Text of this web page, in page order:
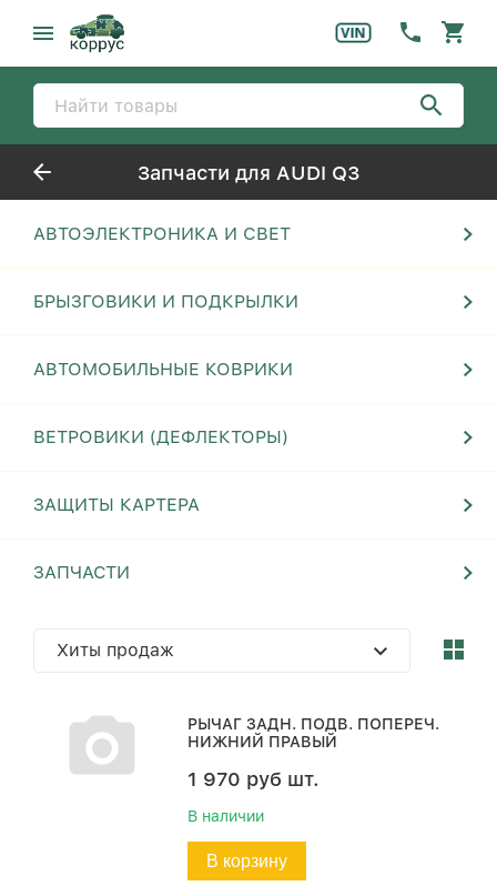
Запчасти для AUDI Q3
АВТОЭЛЕКТРОНИКА И СВЕТ
БРЫЗГОВИКИ И ПОДКРЫЛКИ
АВТОМОБИЛЬНЫЕ КОВРИКИ
ВЕТРОВИКИ (ДЕФЛЕКТОРЫ)
ЗАЩИТЫ КАРТЕРА
ЗАПЧАСТИ
Хиты продаж
РЫЧАГ ЗАДН. ПОДВ. ПОПЕРЕЧ.
НИЖНИЙ ПРАВЫЙ
1 970 руб шт.
В наличии
В корзину